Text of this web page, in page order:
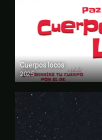
Cuerpos locos
2025
FULL HD